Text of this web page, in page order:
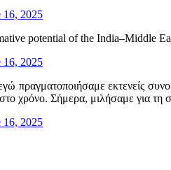
16, 2025
potential of the India–Middle
16, 2025
πραγματοποιήσαμε εκτενείς
χρόνο. Σήμερα, μιλήσαμε για τη
16, 2025